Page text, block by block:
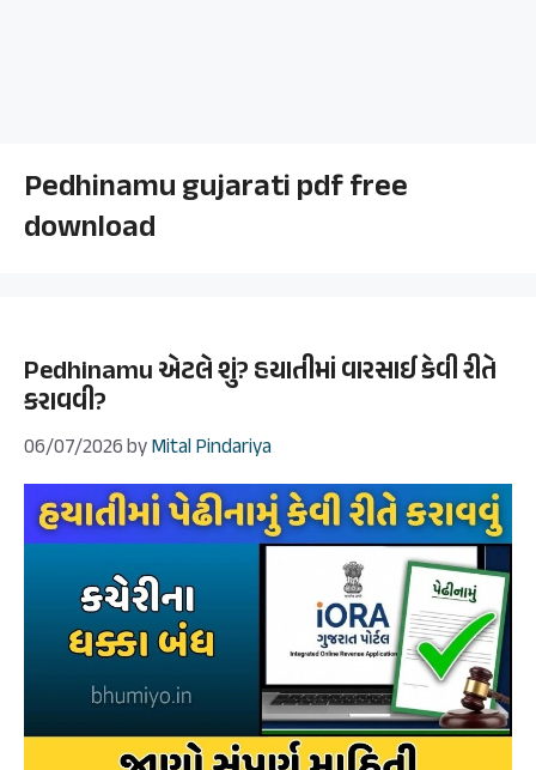
Pedhinamu gujarati pdf free
download
Pedhinamu એટલે શું? હયાતીમાં વારસાઈ કેવી રીતે
કરાવવી?
06/07/2026byMital Pindariya